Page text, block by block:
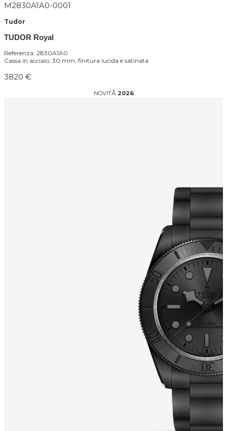
M2830A1A0-0001
Tudor
TUDOR Royal
Referenza: 2830A1A0
Cassa in acciaio, 30 mm, finitura lucida e satinata.
3820 €
NOVITÅ 2026